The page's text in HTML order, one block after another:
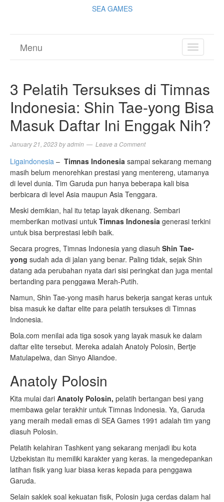
SEA GAMES
TOGGLE
Menu
3 Pelatih Tersukses di Timnas
Indonesia: Shin Tae-yong Bisa
Masuk Daftar Ini Enggak Nih?
January 21, 2023byadmin Leave a Comment
Ligaindonesia – Timnas Indonesia sampai sekarang memang
masih belum menorehkan prestasi yang mentereng, utamanya
di level dunia. Tim Garuda pun hanya beberapa kali bisa
berbicara di level Asia maupun Asia Tenggara.
Meski demikian, hal itu tetap layak dikenang. Sembari
memberikan motivasi untuk Timnas Indonesia generasi terkini
untuk bisa berprestasi lebih baik.
Secara progres, Timnas Indonesia yang diasuh Shin Tae-
yong sudah ada di jalan yang benar. Paling tidak, sejak Shin
datang ada perubahan nyata dari sisi peringkat dan juga mental
bertanding para penggawa Merah-Putih.
Namun, Shin Tae-yong masih harus bekerja sangat keras untuk
bisa masuk ke daftar elite para pelatih tersukses di Timnas
Indonesia.
Bola.com menilai ada tiga sosok yang layak masuk ke dalam
daftar elite tersebut. Mereka adalah Anatoly Polosin, Bertje
Matulapelwa, dan Sinyo Aliandoe.
Anatoly Polosin
Kita mulai dari Anatoly Polosin, pelatih bertangan besi yang
membawa gelar terakhir untuk Timnas Indonesia. Ya, Garuda
yang meraih medali emas di SEA Games 1991 adalah tim yang
diasuh Polosin.
Pelatih kelahiran Tashkent yang sekarang menjadi ibu kota
Uzbekistan itu memiliki karakter yang keras. Ia mengedepankan
latihan fisik yang luar biasa keras kepada para penggawa
Garuda.
Selain saklek soal kekuatan fisik, Polosin juga cerdas dalam hal